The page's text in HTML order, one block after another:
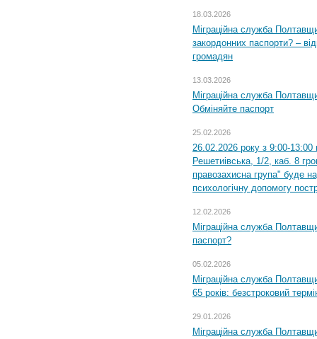
18.03.2026
Міграційна служба
закордонних паспорти? –
громадян
13.03.2026
Міграційна служба
Обміняйте паспорт
25.02.2026
26.02.2026 року з 9:00-
Решетиівська, 1/2, каб. 8
правозахисна група" буде
психологічну допомогу
12.02.2026
Міграційна служба
паспорт?
05.02.2026
Міграційна служба
65 років: безстроковий
29.01.2026
Міграційна служба